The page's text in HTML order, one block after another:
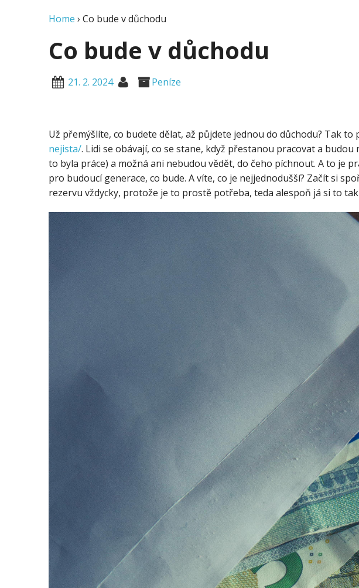
Home › Co bude v důchodu
Co bude v důchodu
21. 2. 2024 Peníze
Už přemýšlíte, co budete dělat, až půjdete jednou do důchodu? Tak
nejista/. Lidi se obávají, co se stane, když přestanou pracovat a
to byla práce) a možná ani nebudou vědět, do čeho píchnout. A to je
pro budoucí generace, co bude. A víte, co je nejjednodušší? Začít si
rezervu vždycky, protože je to prostě potřeba, teda alespoň já si to